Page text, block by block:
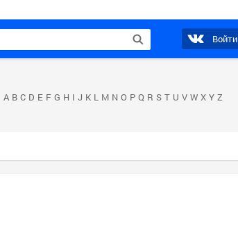
Войти
A B C D E F G H I J K L M N O P Q R S T U V W X Y Z